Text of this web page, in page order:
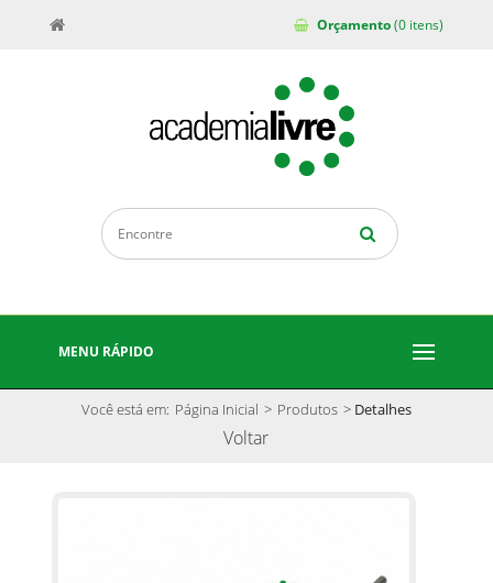
Orçamento(0 itens)
MENU RÁPIDO
Você está em: Página Inicial > Produtos > Detalhes
Voltar